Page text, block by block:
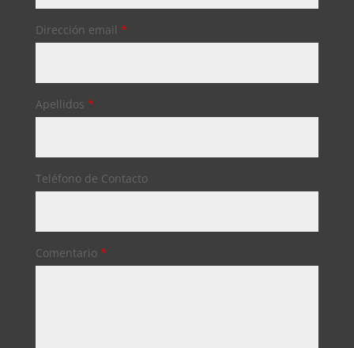
Dirección email *
Apellidos *
Teléfono de Contacto
Comentario *